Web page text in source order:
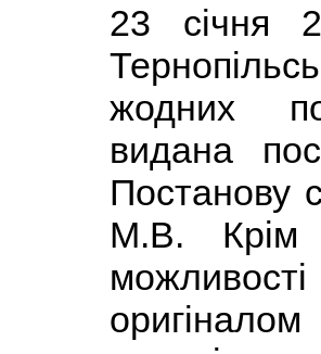
23 січня
жодних
видана
Постанову
М.В. Крім